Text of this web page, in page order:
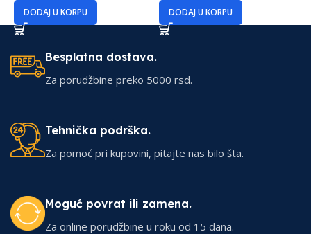
DODAJ U KORPU DODAJ U KORPU
Besplatna dostava.
Za porudžbine preko 5000 rsd.
Tehnička podrška.
Za pomoć pri kupovini, pitajte nas bilo šta.
Moguć povrat ili zamena.
Za online porudžbine u roku od 15 dana.